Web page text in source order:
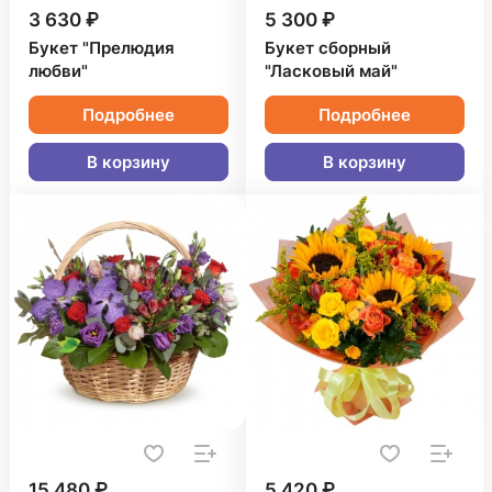
3 630 ₽
Букет "Прелюдия
любви"
Подробнее
В корзину
5 300 ₽
Букет сборный
"Ласковый май"
Подробнее
В корзину